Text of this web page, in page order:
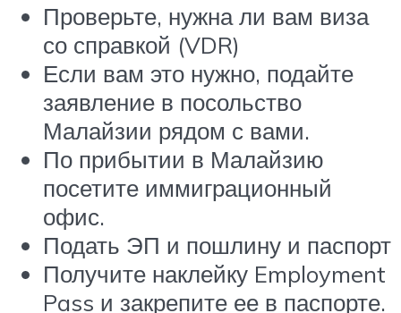
Проверьте, нужна ли вам виза
со справкой (VDR)
Если вам это нужно, подайте
заявление в посольство
Малайзии рядом с вами.
По прибытии в Малайзию
посетите иммиграционный
офис.
Подать ЭП и пошлину и паспорт
Получите наклейку Employment
Pass и закрепите ее в паспорте.